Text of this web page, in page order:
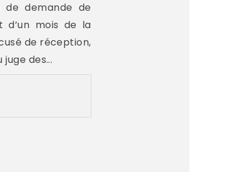
de demande de
mois de la
de réception,
des...